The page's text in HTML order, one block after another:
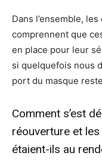
Dans l’ensemble,
comprennent que
en place pour leur
si quelquefois nous
port du masque
Comment s’est
réouverture et
étaient-ils au